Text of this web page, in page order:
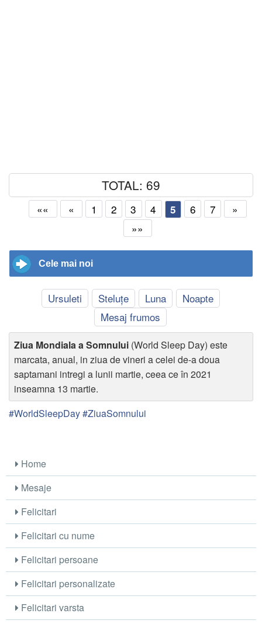
TOTAL: 69
«« « 1 2 3 4 5 6 7
»
»»
Cele mai noi
Ursuleti Steluțe Luna
Noapte
Mesaj frumos
Ziua Mondiala a Somnului (World Sleep Day) este
marcata, anual, in ziua de vineri a celei de-a doua
saptamani intregi a lunii martie, ceea ce în 2021
inseamna 13 martie.
#WorldSleepDay #ZiuaSomnului
Home
Mesaje
Felicitari
Felicitari cu nume
Felicitari persoane
Felicitari personalizate
Felicitari varsta